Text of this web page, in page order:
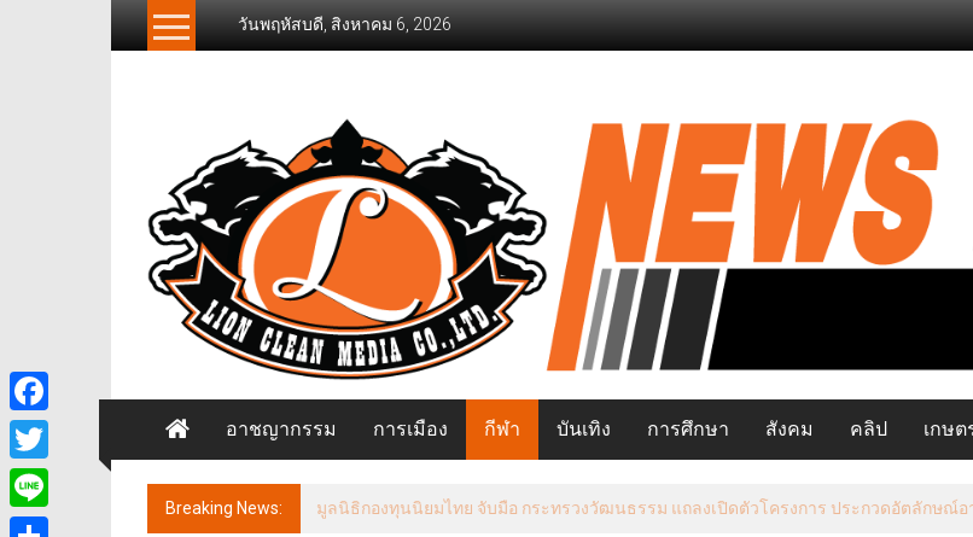
วันพฤหัสบดี, สิงหาคม 6, 2026
Freelancer
วส์
ฟรี
แลน
เซอร์
อาชญากรรม การเมือง กีฬา บันเทิง การศึกษา สังคม คลิป เกษต
Breaking News: พันโท ดร. สินธพ แก้วพิจิตร ประธานคณะกรรมาธิการการท่องเที่ยว นำทีมลุยปัตตานีชูศักยภ
Facebook
Twitter
Line